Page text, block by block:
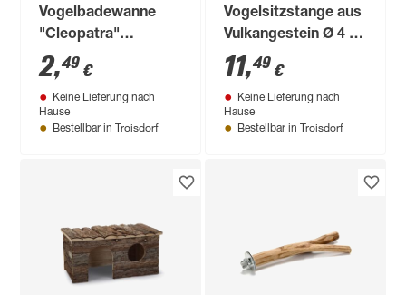
Vogelbadewanne
"Cleopatra"
Kunststoff
2,49 €
Keine Lieferung nach
Hause
Bestellbar in Troisdorf
Vogelsitzstange aus
Vulkangestein Ø 4 x
33 cm
11,49 €
Keine Lieferung nach
Hause
Bestellbar in Troisdorf